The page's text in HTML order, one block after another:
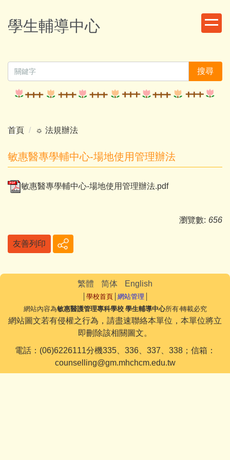
到
主
區
學生輔導中心
搜尋
首頁 ☼ 法規辦法
敏惠醫專學輔中心-場地使用管理辦法
敏惠醫專學輔中心-場地使用管理辦法.pdf
瀏覽數: 656
友善列印
繁體 简体 English
學校首頁│ 網站管理
網站內容為敏惠醫護管理專科學校 學生輔導中心所有‧轉載必究
網站圖文若有侵權之行為，請盡速聯絡本單位，本單位將立
即刪除該相關圖文。
電話：(06)6226111分機335、336、337、338；信箱：
counselling@gm.mhchcm.edu.tw